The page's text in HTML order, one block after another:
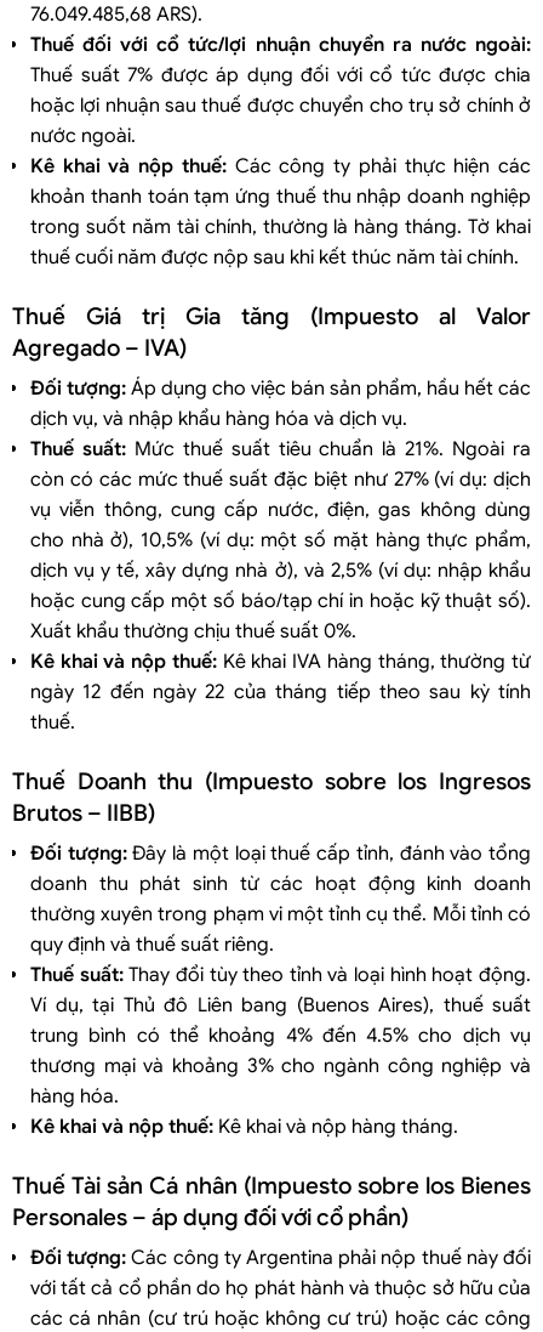
76.049.485,68 ARS).
Thuế đối với cổ tức/lợi nhuận chuyển ra nước ngoài:
Thuế suất 7% được áp dụng đối với cổ tức được chia
hoặc lợi nhuận sau thuế được chuyển cho trụ sở chính ở
nước ngoài.
Kê khai và nộp thuế:Các công ty phải thực hiện các
khoản thanh toán tạm ứng thuế thu nhập doanh nghiệp
trong suốt năm tài chính, thường là hàng tháng. Tờ khai
thuế cuối năm được nộp sau khi kết thúc năm tài chính.
Thuế Giá trị Gia tăng (Impuesto al Valor
Agregado – IVA)
Đối tượng: Áp dụng cho việc bán sản phẩm, hầu hết các
dịch vụ, và nhập khẩu hàng hóa và dịch vụ.
Thuế suất:Mức thuế suất tiêu chuẩn là 21%. Ngoài ra
còn có các mức thuế suất đặc biệt như 27% (ví dụ: dịch
vụ viễn thông, cung cấp nước, điện, gas không dùng
cho nhà ở), 10,5% (ví dụ: một số mặt hàng thực phẩm,
dịch vụ y tế, xây dựng nhà ở), và 2,5% (ví dụ: nhập khẩu
hoặc cung cấp một số báo/tạp chí in hoặc kỹ thuật số).
Xuất khẩu thường chịu thuế suất 0%.
Kê khai và nộp thuế:Kê khai IVA hàng tháng, thường từ
ngày 12 đến ngày 22 của tháng tiếp theo sau kỳ tính
thuế.
Thuế Doanh thu (Impuesto sobre los Ingresos
Brutos – IIBB)
Đối tượng:Đây là một loại thuế cấp tỉnh, đánh vào tổng
doanh thu phát sinh từ các hoạt động kinh doanh
thường xuyên trong phạm vi một tỉnh cụ thể. Mỗi tỉnh có
quy định và thuế suất riêng.
Thuế suất:Thay đổi tùy theo tỉnh và loại hình hoạt động.
Ví dụ, tại Thủ đô Liên bang (Buenos Aires), thuế suất
trung bình có thể khoảng 4% đến 4.5% cho dịch vụ
thương mại và khoảng 3% cho ngành công nghiệp và
hàng hóa.
Kê khai và nộp thuế: Kê khai và nộp hàng tháng.
Thuế Tài sản Cá nhân (Impuesto sobre los Bienes
Personales – áp dụng đối với cổ phần)
Đối tượng: Các công ty Argentina phải nộp thuế này đối
với tất cả cổ phần do họ phát hành và thuộc sở hữu của
các cá nhân (cư trú hoặc không cư trú) hoặc các công